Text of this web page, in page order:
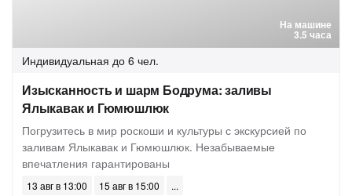
На машине
3.5 часа
Индивидуальная до 6 чел.
Изысканность и шарм Бодрума: заливы
Ялыкавак и Гюмюшлюк
Погрузитесь в мир роскоши и культуры с экскурсией по
заливам Ялыкавак и Гюмюшлюк. Незабываемые
впечатления гарантированы
13 авг в 13:00
15 авг в 15:00